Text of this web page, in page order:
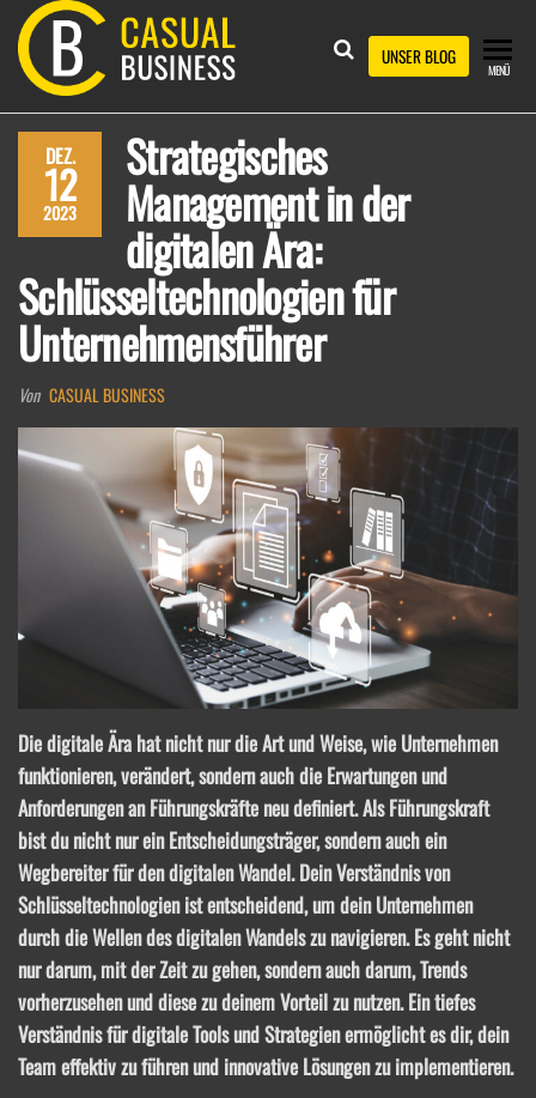
Zum
Inhalt
springen
CASUAL
BUSINESS
UNSER BLOG
MENÜ
DEZ.
12
2023
Strategisches
Management in der
digitalen Ära:
Schlüsseltechnologien für
Unternehmensführer
Von CASUAL BUSINESS
Die digitale Ära hat nicht nur die Art und Weise, wie Unternehmen
funktionieren, verändert, sondern auch die Erwartungen und
Anforderungen an Führungskräfte neu definiert. Als Führungskraft
bist du nicht nur ein Entscheidungsträger, sondern auch ein
Wegbereiter für den digitalen Wandel. Dein Verständnis von
Schlüsseltechnologien ist entscheidend, um dein Unternehmen
durch die Wellen des digitalen Wandels zu navigieren. Es geht nicht
nur darum, mit der Zeit zu gehen, sondern auch darum, Trends
vorherzusehen und diese zu deinem Vorteil zu nutzen. Ein tiefes
Verständnis für digitale Tools und Strategien ermöglicht es dir, dein
Team effektiv zu führen und innovative Lösungen zu implementieren.